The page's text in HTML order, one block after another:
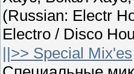
(Russian: Electr
Electro / Disco
||>> Special Mix'es